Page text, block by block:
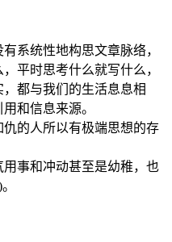
系统性地构思文章脉络，
平时思考什么就写什么，
都与我们的生活息息相
和信息来源。
的人所以有极端思想的存
事和冲动甚至是幼稚，也